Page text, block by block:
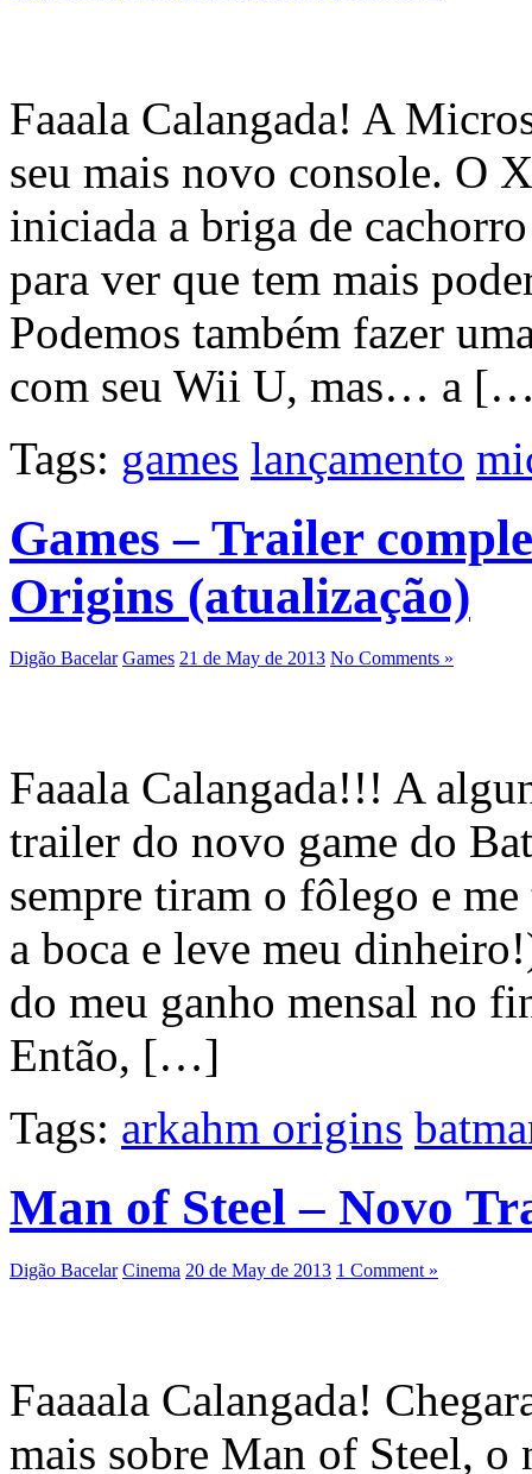
Faaala Calangada! A
seu mais novo console. O
iniciada a briga de
para ver que tem mais
Podemos também fazer
com seu Wii U, mas… a
Tags: games lançamento
Games – Trailer
Origins (atualização)
Digão Bacelar Games 21 de May de 2013 No Comments »
Faaala Calangada!!! A
trailer do novo game do
sempre tiram o fôlego e
a boca e leve meu
do meu ganho mensal no
Então, […]
Tags: arkahm origins
Man of Steel – Novo
Digão Bacelar Cinema 20 de May de 2013 1 Comment »
Faaaala Calangada!
mais sobre Man of Steel,